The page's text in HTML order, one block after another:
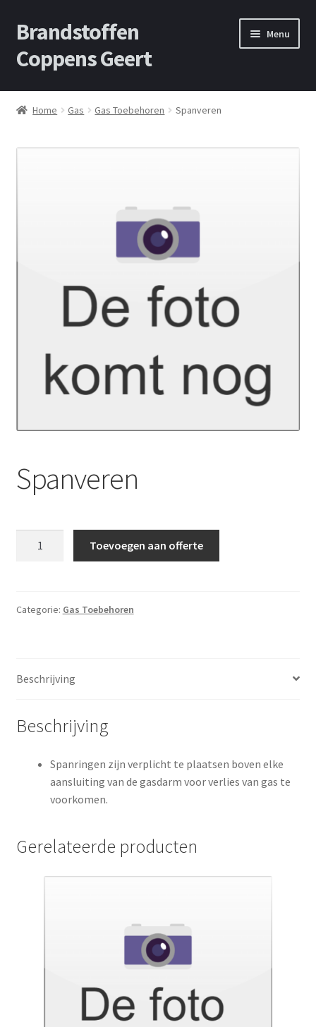
Skip
to
navigation
Skip
to
content
Brandstoffen
Coppens Geert
Menu
Home
Home Gas Gas Toebehoren Spanveren
Spanveren
Toevoegen aan offerte
Categorie: Gas Toebehoren
Beschrijving
Beschrijving
Spanringen zijn verplicht te plaatsen boven elke
aansluiting van de gasdarm voor verlies van gas te
voorkomen.
Gerelateerde producten